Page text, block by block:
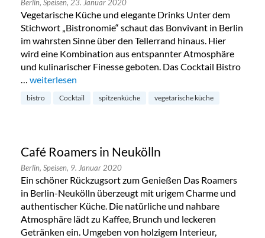
Berlin, Speisen, 23. Januar 2020
Vegetarische Küche und elegante Drinks Unter dem
Stichwort „Bistronomie“ schaut das Bonvivant in Berlin
im wahrsten Sinne über den Tellerrand hinaus. Hier
wird eine Kombination aus entspannter Atmosphäre
und kulinarischer Finesse geboten. Das Cocktail Bistro
… „Bonvivant Cocktail Bistro in Schöneberg“
weiterlesen
bistro Cocktail spitzenküche vegetarische küche
Café Roamers in Neukölln
Berlin, Speisen, 9. Januar 2020
Ein schöner Rückzugsort zum Genießen Das Roamers
in Berlin-Neukölln überzeugt mit urigem Charme und
authentischer Küche. Die natürliche und nahbare
Atmosphäre lädt zu Kaffee, Brunch und leckeren
Getränken ein. Umgeben von holzigem Interieur,